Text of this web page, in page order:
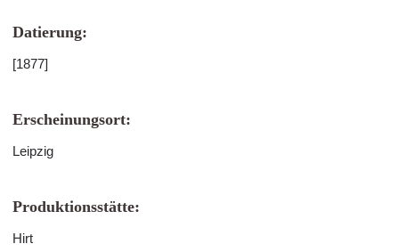
Datierung:
[1877]
Erscheinungsort:
Leipzig
Produktionsstätte:
Hirt